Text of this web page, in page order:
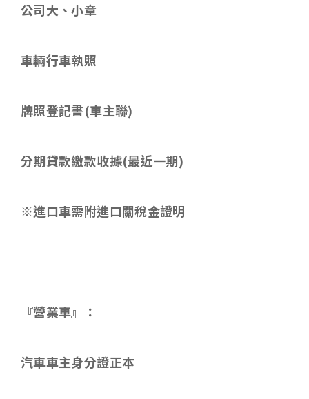
公司大、小章
車輛行車執照
牌照登記書(車主聯)
分期貸款繳款收據(最近一期)
※進口車需附進口關稅金證明
『營業車』：
汽車車主身分證正本